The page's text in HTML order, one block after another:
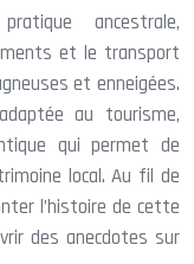
ancestrale,
et le transport
et enneigées.
au tourisme,
qui permet de
local. Au fil de
l’histoire de cette
des anecdotes sur